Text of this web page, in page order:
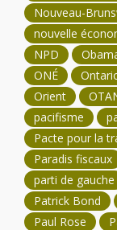
Nouveau-
nouvelle
NPD
ONÉ
Orient
pacifisme
Pacte pour la
Paradis fiscaux
parti de gauche
Patrick Bond
Paul Rose